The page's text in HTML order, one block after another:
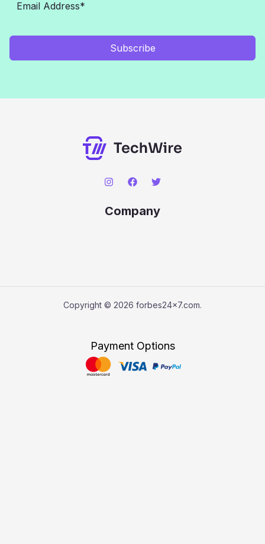
Subscribe
Company
Copyright © 2026 forbes24x7.com.
Payment Options